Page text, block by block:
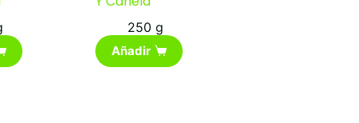
250 g
Añadir